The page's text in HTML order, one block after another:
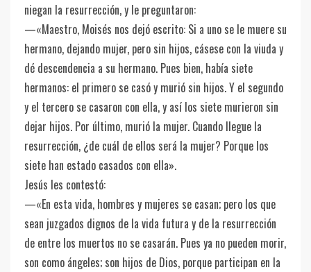
niegan la resurrección, y le preguntaron:
—«Maestro, Moisés nos dejó escrito: Si a uno se le muere su
hermano, dejando mujer, pero sin hijos, cásese con la viuda y
dé descendencia a su hermano. Pues bien, había siete
hermanos: el primero se casó y murió sin hijos. Y el segundo
y el tercero se casaron con ella, y así los siete murieron sin
dejar hijos. Por último, murió la mujer. Cuando llegue la
resurrección, ¿de cuál de ellos será la mujer? Porque los
siete han estado casados con ella».
Jesús les contestó:
—«En esta vida, hombres y mujeres se casan; pero los que
sean juzgados dignos de la vida futura y de la resurrección
de entre los muertos no se casarán. Pues ya no pueden morir,
son como ángeles; son hijos de Dios, porque participan en la